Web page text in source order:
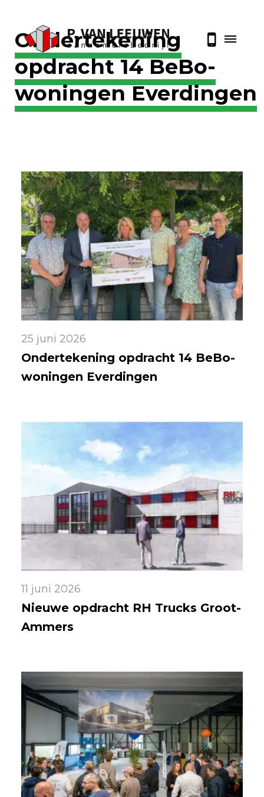
Ondertekening
opdracht 14 BeBo-
woningen Everdingen
25 juni 2026
Ondertekening opdracht 14 BeBo-
woningen Everdingen
11 juni 2026
Nieuwe opdracht RH Trucks Groot-
Ammers